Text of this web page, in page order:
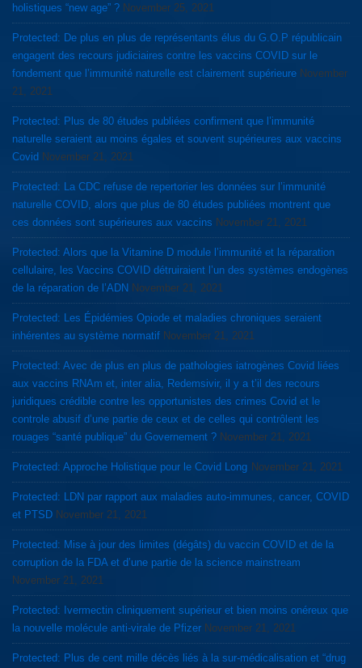
holistiques “new age” ? November 25, 2021
Protected: De plus en plus de représentants élus du G.O.P républicain
engagent des recours judiciaires contre les vaccins COVID sur le
fondement que l’immunité naturelle est clairement supérieure November
21, 2021
Protected: Plus de 80 études publiées confirment que l’immunité
naturelle seraient au moins égales et souvent supérieures aux vaccins
Covid November 21, 2021
Protected: La CDC refuse de repertorier les données sur l’immunité
naturelle COVID, alors que plus de 80 études publiées montrent que
ces données sont supérieures aux vaccins November 21, 2021
Protected: Alors que la Vitamine D module l’immunité et la réparation
cellulaire, les Vaccins COVID détruiraient l’un des systèmes endogènes
de la réparation de l’ADN November 21, 2021
Protected: Les Épidémies Opiode et maladies chroniques seraient
inhérentes au système normatif November 21, 2021
Protected: Avec de plus en plus de pathologies iatrogènes Covid liées
aux vaccins RNAm et, inter alia, Redemsivir, il y a t’il des recours
juridiques crédible contre les opportunistes des crimes Covid et le
controle abusif d’une partie de ceux et de celles qui contrôlent les
rouages “santé publique” du Governement ? November 21, 2021
Protected: Approche Holistique pour le Covid Long November 21, 2021
Protected: LDN par rapport aux maladies auto-immunes, cancer, COVID
et PTSD November 21, 2021
Protected: Mise à jour des limites (dégâts) du vaccin COVID et de la
corruption de la FDA et d’une partie de la science mainstream
November 21, 2021
Protected: Ivermectin cliniquement supérieur et bien moins onéreux que
la nouvelle molécule anti-virale de Pfizer November 21, 2021
Protected: Plus de cent mille décès liés à la sur-médicalisation et “drug